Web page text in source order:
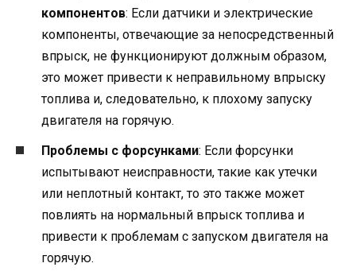
компонентов: Если датчики и электрические
компоненты, отвечающие за непосредственный
впрыск, не функционируют должным образом,
это может привести к неправильному впрыску
топлива и, следовательно, к плохому запуску
двигателя на горячую.
Проблемы с форсунками: Если форсунки
испытывают неисправности, такие как утечки
или неплотный контакт, то это также может
повлиять на нормальный впрыск топлива и
привести к проблемам с запуском двигателя на
горячую.